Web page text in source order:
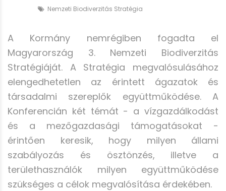
Nemzeti Biodiverzitás Stratégia
A Kormány nemrégiben fogadta el
Magyarország 3. Nemzeti Biodiverzitás
Stratégiáját. A Stratégia megvalósulásához
elengedhetetlen az érintett ágazatok és
társadalmi szereplők együttműködése. A
Konferencián két témát - a vízgazdálkodást
és a mezőgazdasági támogatásokat -
érintően keresik, hogy milyen állami
szabályozás és ösztönzés, illetve a
területhasználók milyen együttműködése
szükséges a célok megvalósítása érdekében.